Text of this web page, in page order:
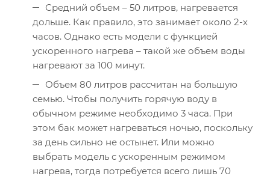
Средний объем – 50 литров, нагревается
дольше. Как правило, это занимает около 2-х
часов. Однако есть модели с функцией
ускоренного нагрева – такой же объем воды
нагревают за 100 минут.
Объем 80 литров рассчитан на большую
семью. Чтобы получить горячую воду в
обычном режиме необходимо 3 часа. При
этом бак может нагреваться ночью, поскольку
за день сильно не остынет. Или можно
выбрать модель с ускоренным режимом
нагрева, тогда потребуется всего лишь 70